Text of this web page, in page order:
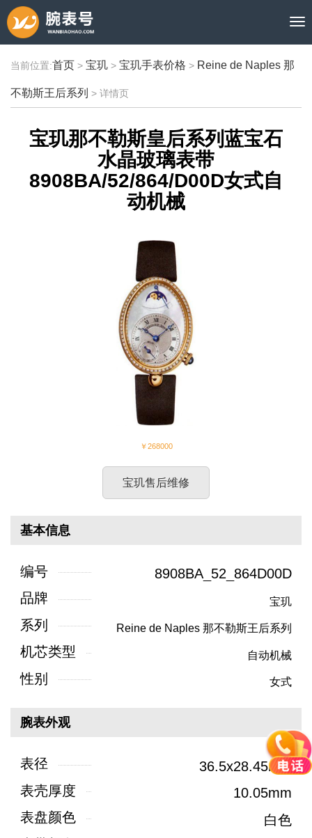
当前位置:首页 > 宝玑 > 宝玑手表价格 > Reine de Naples 那
不勒斯王后系列 > 详情页
宝玑那不勒斯皇后系列蓝宝石
水晶玻璃表带
8908BA/52/864/D00D女式自
动机械
￥268000
宝玑售后维修
基本信息
编号
8908BA_52_864D00D
品牌
宝玑
系列 Reine de Naples 那不勒斯王后系列
机芯类型 自动机械
性别 女式
腕表外观
表径
36.5x28.45mm
表壳厚度
10.05mm
表盘颜色
白色